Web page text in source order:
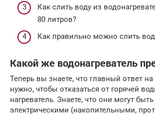
Как слить воду из
80 литров?
Как правильно можно слить
Какой же водонагреватель
Теперь вы знаете, что главный ответ на
нужно, чтобы отказаться от горячей
нагреватель. Знаете, что они могут быть
электрическими (накопительными,